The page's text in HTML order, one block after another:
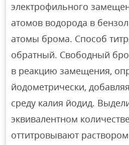
электрофильного
атомов водорода в
атомы брома. Способ
обратный. Свободный
в реакцию замещения,
йодометрически,
среду калия йодид.
эквивалентном
оттитровывают